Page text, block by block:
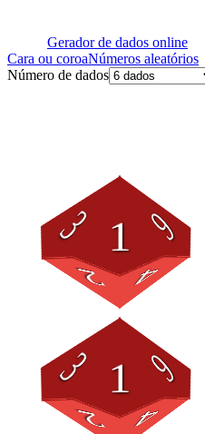
Gerador de dados online
Cara ou coroaNúmeros aleatórios
Número de dados